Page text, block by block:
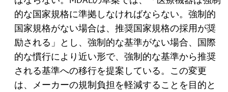
的な国家規格に準拠しなければならない。強制的
国家規格がない場合は、推奨国家規格の採用が奨
励される」とし、強制的な基準がない場合、国際
的な慣行により近い形で、強制的な基準から推奨
される基準への移行を提案している。この変更
は、メーカーの規制負担を軽減することを目的と